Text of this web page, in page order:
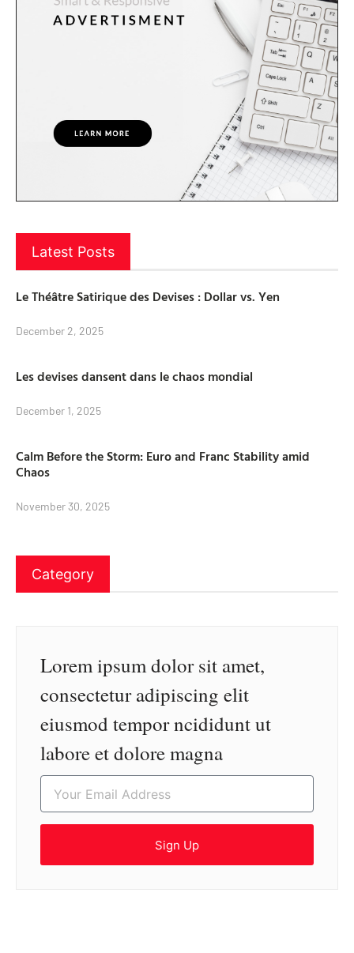
Latest Posts
Le Théâtre Satirique des Devises : Dollar vs. Yen
December 2, 2025
Les devises dansent dans le chaos mondial
December 1, 2025
Calm Before the Storm: Euro and Franc Stability amid
Chaos
November 30, 2025
Category
Lorem ipsum dolor sit amet,
consectetur adipiscing elit
eiusmod tempor ncididunt ut
labore et dolore magna
Sign Up